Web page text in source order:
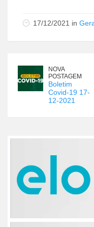
17/12/2021 in
NOVA
POSTAGEM
Boletim
Covid-19 17-
12-2021